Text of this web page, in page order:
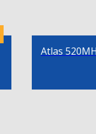
Atlas